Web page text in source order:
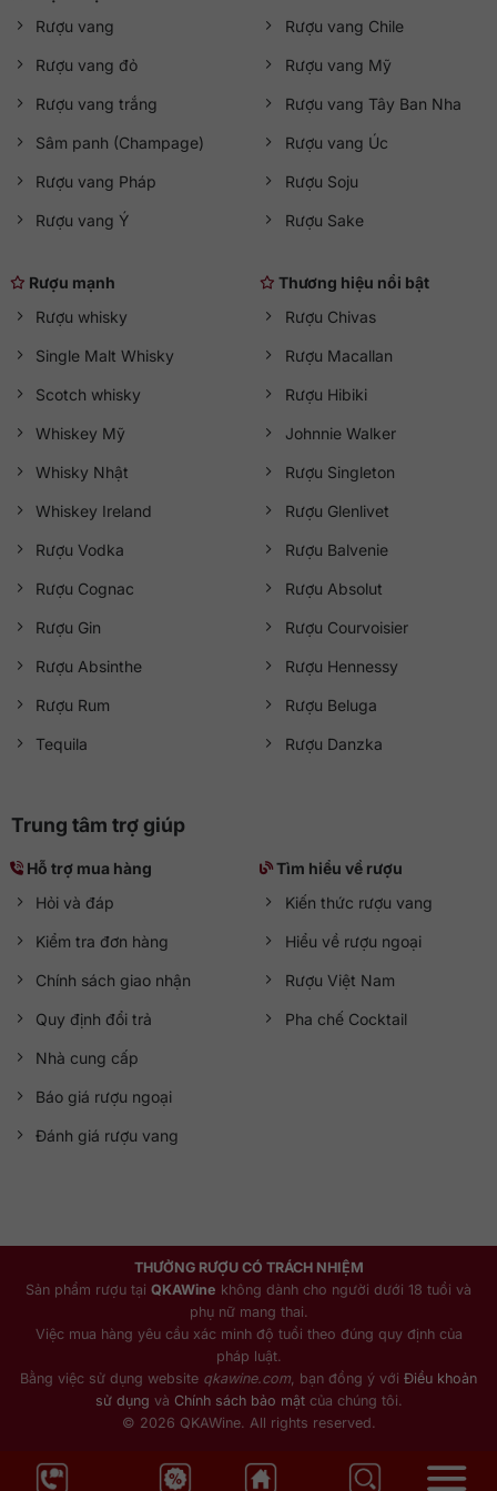
Rượu vang
Rượu vang đỏ
Rượu vang trắng
Sâm panh (Champage)
Rượu vang Pháp
Rượu vang Ý
Rượu vang Chile
Rượu vang Mỹ
Rượu vang Tây Ban Nha
Rượu vang Úc
Rượu Soju
Rượu Sake
Rượu mạnh
Rượu whisky
Single Malt Whisky
Scotch whisky
Whiskey Mỹ
Whisky Nhật
Whiskey Ireland
Rượu Vodka
Rượu Cognac
Rượu Gin
Rượu Absinthe
Rượu Rum
Tequila
Thương hiệu nổi bật
Rượu Chivas
Rượu Macallan
Rượu Hibiki
Johnnie Walker
Rượu Singleton
Rượu Glenlivet
Rượu Balvenie
Rượu Absolut
Rượu Courvoisier
Rượu Hennessy
Rượu Beluga
Rượu Danzka
Trung tâm trợ giúp
Hỗ trợ mua hàng
Hỏi và đáp
Kiểm tra đơn hàng
Chính sách giao nhận
Quy định đổi trả
Nhà cung cấp
Báo giá rượu ngoại
Đánh giá rượu vang
Tìm hiểu về rượu
Kiến thức rượu vang
Hiểu về rượu ngoại
Rượu Việt Nam
Pha chế Cocktail
THƯỞNG RƯỢU CÓ TRÁCH NHIỆM
Sản phẩm rượu tại QKAWine không dành cho người dưới 18 tuổi và
phụ nữ mang thai.
Việc mua hàng yêu cầu xác minh độ tuổi theo đúng quy định của
pháp luật.
Bằng việc sử dụng website qkawine.com , bạn đồng ý với Điều khoản
sử dụng và Chính sách bảo mậtcủa chúng tôi.
© 2026 QKAWine. All rights reserved.